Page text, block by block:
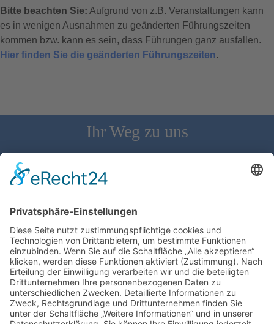
Bitte beachten Sie: Aufgrund von z.B. Veranstaltungen kann
es in wenigen Ausnahmen zu geänderten Führungszeiten
kommen bzw. kann es sein, dass Führungen ganz ausfallen.
Hier finden Sie die geänderten Führungszeiten.
Ihr Weg zu uns
Schloss Bürgeln, 79418 Schliengen | Telefon: 07626/237 | E-
Mail: direktion@schlossbuergeln.de
Wir benötigen Ihre Zustimmung, um den
Google Maps-Service zu laden!
Wir verwenden einen Service eines
Drittanbieters, um Karteninhalte einzubetten.
Dieser Service kann Daten zu Ihren Aktivitäten
sammeln. Bitte lesen Sie die Details durch und
stimmen Sie der Nutzung des Service zu, um